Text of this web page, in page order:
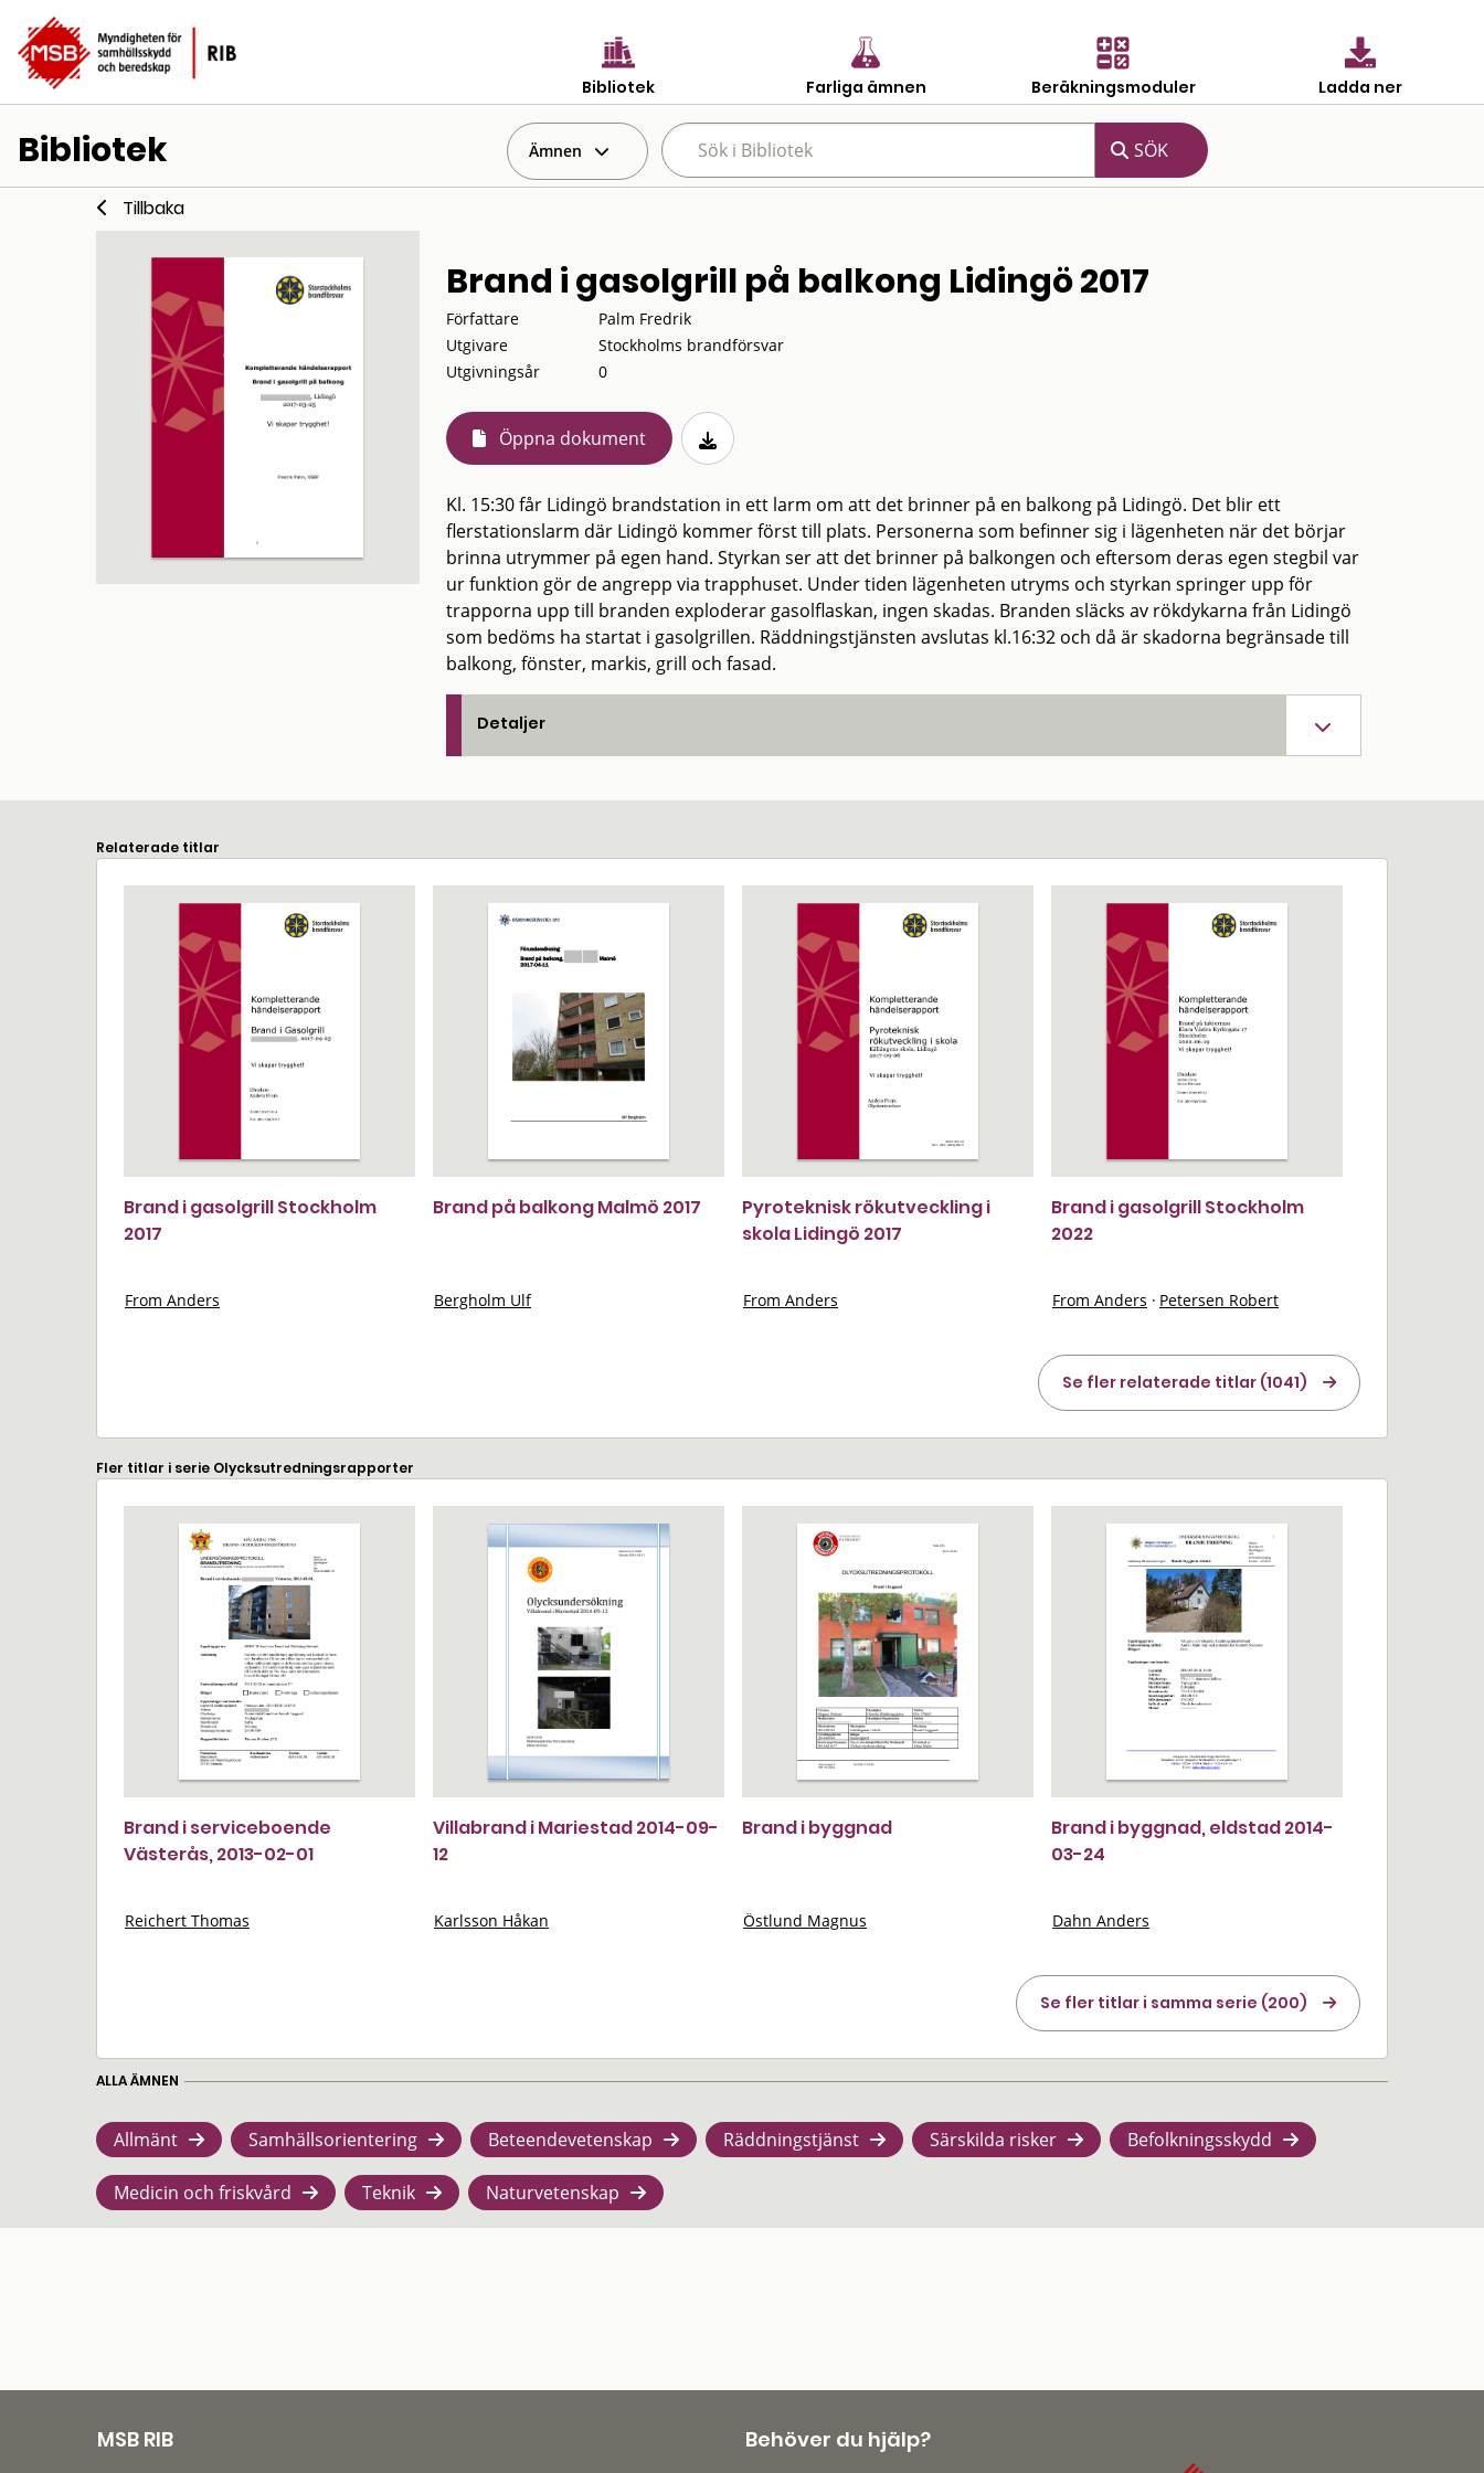
Bibliotek Farliga ämnen Beräkningsmoduler Ladda ner
Bibliotek Ämnen
Tillbaka
Brand i gasolgrill på balkong Lidingö 2017
Författare
Palm Fredrik
Utgivare
Stockholms brandförsvar
Utgivningsår
0
Öppna dokument
Kl. 15:30 får Lidingö brandstation in ett larm om att det brinner på en balkong på Lidingö. Det blir ett
flerstationslarm där Lidingö kommer först till plats. Personerna som befinner sig i lägenheten när det börjar
brinna utrymmer på egen hand. Styrkan ser att det brinner på balkongen och eftersom deras egen stegbil var
ur funktion gör de angrepp via trapphuset. Under tiden lägenheten utryms och styrkan springer upp för
trapporna upp till branden exploderar gasolflaskan, ingen skadas. Branden släcks av rökdykarna från Lidingö
som bedöms ha startat i gasolgrillen. Räddningstjänsten avslutas kl.16:32 och då är skadorna begränsade till
balkong, fönster, markis, grill och fasad.
Detaljer
Relaterade titlar
Brand i gasolgrill Stockholm
2017
From Anders
Brand på balkong Malmö 2017
Bergholm Ulf
Pyroteknisk rökutveckling i
skola Lidingö 2017
From Anders
Brand i gasolgrill Stockholm
2022
From Anders · Petersen Robert
Se fler relaterade titlar (1041)
Fler titlar i serie Olycksutredningsrapporter
Brand i serviceboende
Västerås, 2013-02-01
Reichert Thomas
Villabrand i Mariestad 2014-09-
12
Karlsson Håkan
Brand i byggnad
Östlund Magnus
Brand i byggnad, eldstad 2014-
03-24
Dahn Anders
Se fler titlar i samma serie (200)
ALLA ÄMNEN
Allmänt Samhällsorientering Beteendevetenskap Räddningstjänst Särskilda risker Befolkningsskydd
Medicin och friskvård Teknik Naturvetenskap
MSB RIB Behöver du hjälp?